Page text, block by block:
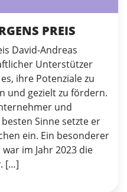
PREIS
David-Andreas
Unterstützer
ihre Potenziale zu
und gezielt zu fördern.
und
Sinne setzte er
ein. Ein besonderer
im Jahr 2023 die
[…]